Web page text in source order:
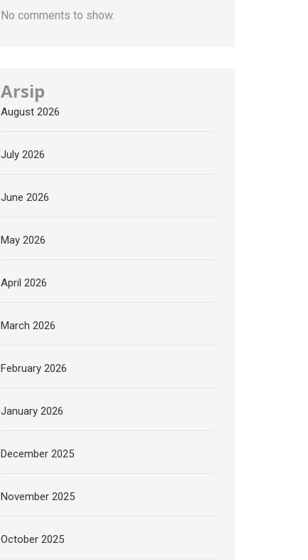
No comments to show.
Arsip
August 2026
July 2026
June 2026
May 2026
April 2026
March 2026
February 2026
January 2026
December 2025
November 2025
October 2025